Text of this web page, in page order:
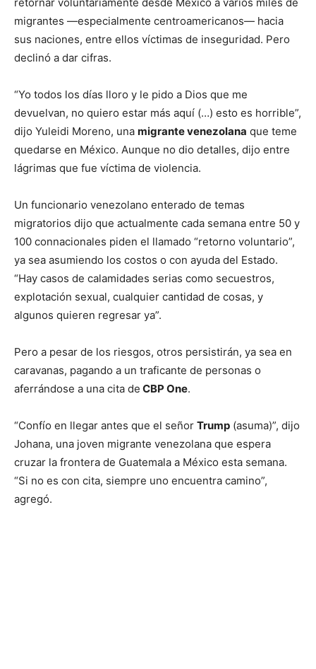
migrantes —especialmente centroamericanos— hacia
sus naciones, entre ellos víctimas de inseguridad. Pero
declinó a dar cifras.
“Yo todos los días lloro y le pido a Dios que me
devuelvan, no quiero estar más aquí (…) esto es horrible”,
dijo Yuleidi Moreno, una migrante venezolana que teme
quedarse en México. Aunque no dio detalles, dijo entre
lágrimas que fue víctima de violencia.
Un funcionario venezolano enterado de temas
migratorios dijo que actualmente cada semana entre 50 y
100 connacionales piden el llamado “retorno voluntario”,
ya sea asumiendo los costos o con ayuda del Estado.
“Hay casos de calamidades serias como secuestros,
explotación sexual, cualquier cantidad de cosas, y
algunos quieren regresar ya”.
Pero a pesar de los riesgos, otros persistirán, ya sea en
caravanas, pagando a un traficante de personas o
aferrándose a una cita de CBP One.
“Confío en llegar antes que el señor Trump (asuma)”, dijo
Johana, una joven migrante venezolana que espera
cruzar la frontera de Guatemala a México esta semana.
“Si no es con cita, siempre uno encuentra camino”,
agregó.